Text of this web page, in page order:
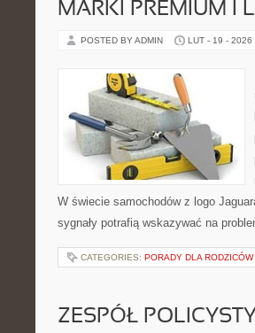
MARKI PREMIUM I
POSTED BY ADMIN LUT - 19 - 2026
W świecie samochodów z logo
sygnały potrafią wskazywać na
CATEGORIES: PORADY DLA RODZICÓW
ZESPÓŁ